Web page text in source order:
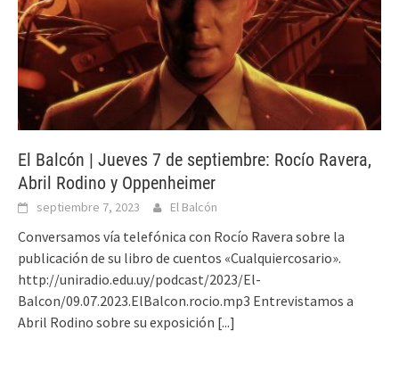
El Balcón | Jueves 7 de septiembre: Rocío Ravera,
Abril Rodino y Oppenheimer
septiembre 7, 2023 El Balcón
Conversamos vía telefónica con Rocío Ravera sobre la
publicación de su libro de cuentos «Cualquiercosario».
http://uniradio.edu.uy/podcast/2023/El-
Balcon/09.07.2023.ElBalcon.rocio.mp3 Entrevistamos a
Abril Rodino sobre su exposición [...]